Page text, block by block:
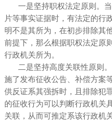
一是坚持职权法定原则。
片等事实证据时，有法定的行
明不是其所为，在初步排除其
前提下，那么根据职权法定原
行政机关所为。
二是坚持高度关联性原则
施了发布征收公告、补偿方案
供反证系其强拆时，且排除犯
的征收行为可以判断行政机关
关联，从而可推定系该行政机关